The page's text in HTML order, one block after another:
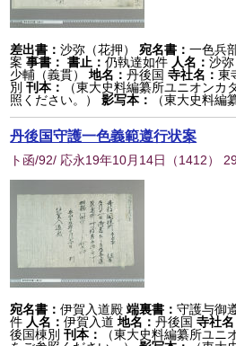
差出書：沙弥（花押） 宛名書：一色兵
案 事書： 書止：仍執達如件 人名：沙
少輔（義貫）
地名：丹後国 寺社名：東
別刊本：
（東大史料編纂所ユニオンカ
照ください。）
影写本： （東大史料編
丹後国守護一色義範遵行状案
ト函/92/ 応永19年10月14日 （1412）
宛名書：伊賀入道殿 端裏書：守護与御
件 人名：伊賀入道 地名：丹後国 寺社
後国棟別刊本：
（東大史料編纂所ユニ